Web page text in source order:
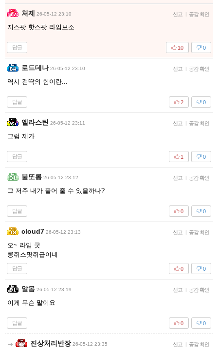
처제 26-05-12 23:10 신고 | 공감 확인
지스팟 핫스팟 라임보소
답글 0
10
로드데나 26-05-12 23:10 신고 | 공감 확인
역시 검딱의 힘이란...
답글 0
2
엘라스틴 26-05-12 23:11 신고 | 공감 확인
그럼 제가
답글 0
1
불또롱 26-05-12 23:12 신고 | 공감 확인
그 저주 내가 풀어 줄 수 있을까나?
답글 0
0
cloud7 26-05-12 23:13 신고 | 공감 확인
오~ 라임 굿
콩쥐스팟쥐급이네
답글 0
0
알몸 26-05-12 23:19 신고 | 공감 확인
이게 무슨 말이요
답글 0
0
진상처리반장 26-05-12 23:35 신고 | 공감 확인